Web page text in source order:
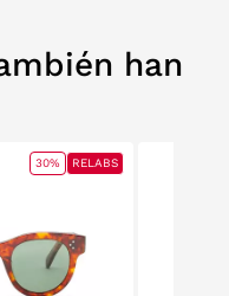
han
30% RELABS